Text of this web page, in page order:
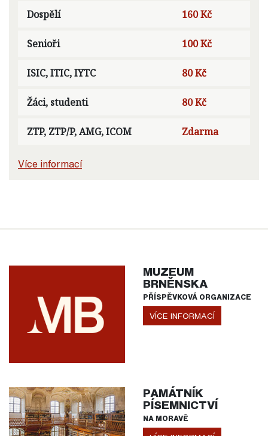
Dospělí 160 Kč
Senioři 100 Kč
ISIC, ITIC, IYTC 80 Kč
Žáci, studenti 80 Kč
ZTP, ZTP/P, AMG, ICOM Zdarma
Více informací
MUZEUM
BRNĚNSKA
PŘÍSPĚVKOVÁ ORGANIZACE
VÍCE INFORMACÍ
PAMÁTNÍK
PÍSEMNICTVÍ
NA MORAVĚ